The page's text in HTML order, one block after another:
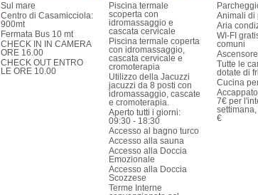
Sul mare
Centro di Casamicciola:
900mt
Fermata Bus 10 mt
CHECK IN IN CAMERA
ORE 16.00
CHECK OUT ENTRO
LE ORE 10.00
Piscina termale
scoperta con
idromassaggio e
cascata cervicale
Piscina termale coperta
con idromassaggio,
cascata cervicale e
cromoterapia
Utilizzo della Jacuzzi
jacuzzi da 8 posti con
idromassaggio, cascate
e cromoterapia.
Aperto tutti i giorni:
09:30 - 18:30
Accesso al bagno turco
Accesso alla sauna
Accesso alla Doccia
Emozionale
Accesso alla Doccia
Scozzese
Terme Interne
Animali di
Aria
WI-FI
comuni
Ascensore
Tutte le
dotate di
Cucina
7€ per
€